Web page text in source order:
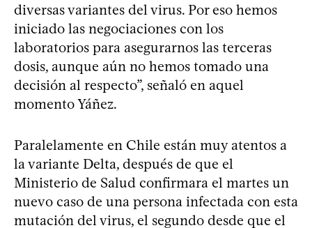
diversas variantes del virus. Por eso hemos
iniciado las negociaciones con los
laboratorios para asegurarnos las terceras
dosis, aunque aún no hemos tomado una
decisión al respecto”, señaló en aquel
momento Yáñez.
Paralelamente en Chile están muy atentos a
la variante Delta, después de que el
Ministerio de Salud confirmara el martes un
nuevo caso de una persona infectada con esta
mutación del virus, el segundo desde que el